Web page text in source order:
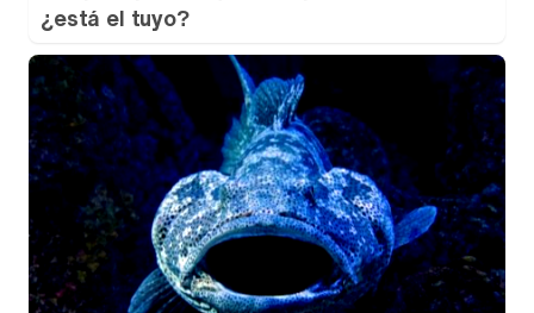
¿está el tuyo?